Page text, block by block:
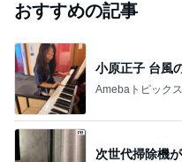
おすすめの記事
小原正子 台風
Amebaトピックス
次世代掃除機